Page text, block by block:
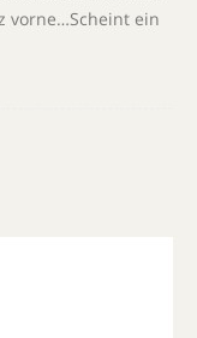
vorne…Scheint ein